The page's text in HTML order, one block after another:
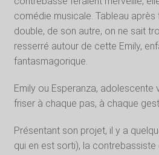
comédie musicale. Tableau
double, de son autre, on ne sait
resserré autour de cette Emily,
fantasmagorique.
Emily ou Esperanza, adolescente
friser à chaque pas, à chaque
Présentant son projet, il y a
qui en est sorti), la contrebassiste